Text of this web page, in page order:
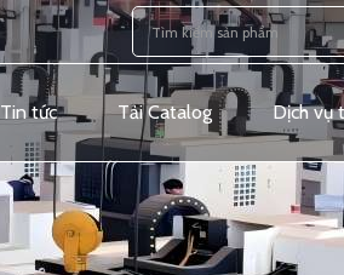
Tin tức Tải Catalog Dịch vụ